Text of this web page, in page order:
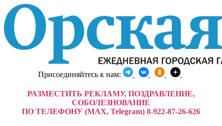
Присоединяйтесь к нам:
РАЗМЕСТИТЬ РЕКЛАМУ, ПОЗДРАВЛЕНИЕ,
СОБОЛЕЗНОВАНИЕ
ПО ТЕЛЕФОНУ (MAX, Telegram) 8-922-87-26-626